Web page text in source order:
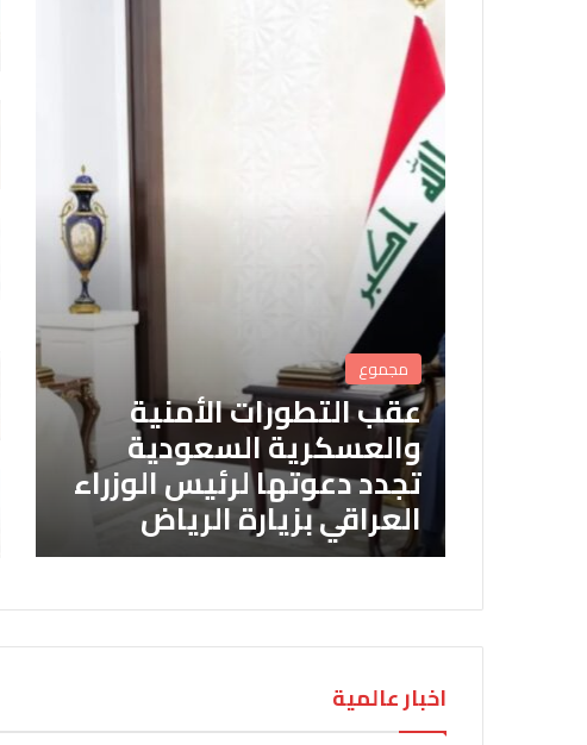
مجموع
عقب التطورات الأمنية
والعسكرية السعودية
تجدد دعوتها لرئيس الوزراء
العراقي بزيارة الرياض
اخبار عالمية